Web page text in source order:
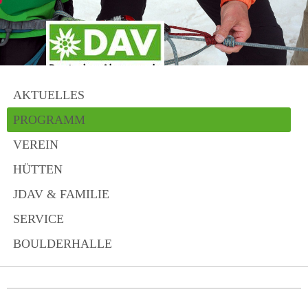
AKTUELLES
PROGRAMM
VEREIN
HÜTTEN
JDAV & FAMILIE
SERVICE
BOULDERHALLE